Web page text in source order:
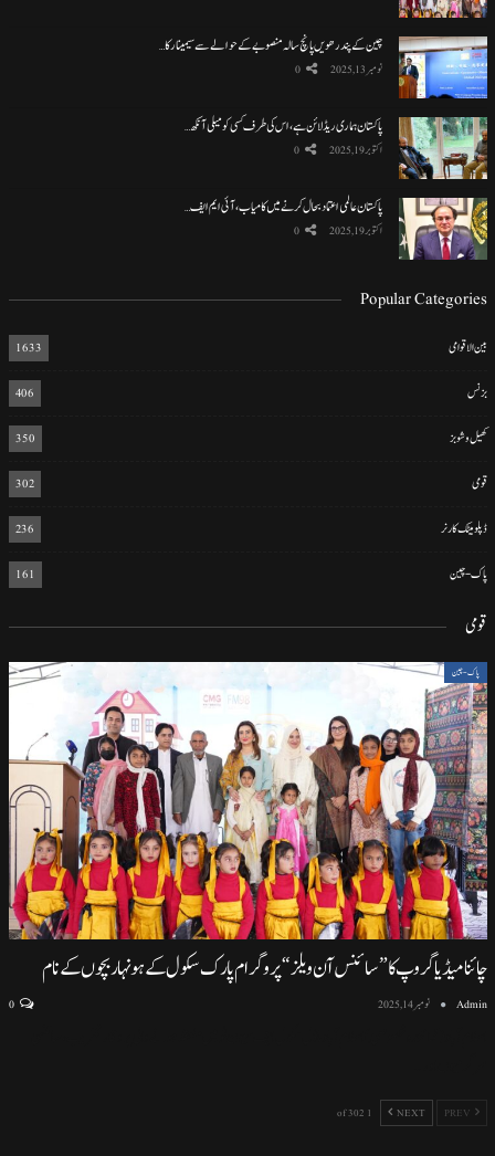
چین کے پندرھویں پانچ سالہ منصوبے کے حوالے سے سیمینار کا…
نومبر 13, 2025 0
پاکستان ہماری ریڈ لائن ہے، اس کی طرف کسی کو میلی آنکھ…
اکتوبر 19, 2025 0
پاکستان عالمی اعتماد بحال کرنے میں کامیاب، آئی ایم ایف…
اکتوبر 19, 2025 0
Popular Categories
بین الاقوامی 1633
بزنس 406
کھیل و شوبز 350
قومی 302
ڈپلومیٹک کارنر 236
پاک-چین 161
قومی
پاک-چین
چائنا میڈیا گروپ کا ”سائنس آن ویلز“ پروگرام پارک سکول کے ہونہار بچوں کے نام
Admin نومبر 14, 2025 0
NEXT
1 of 302